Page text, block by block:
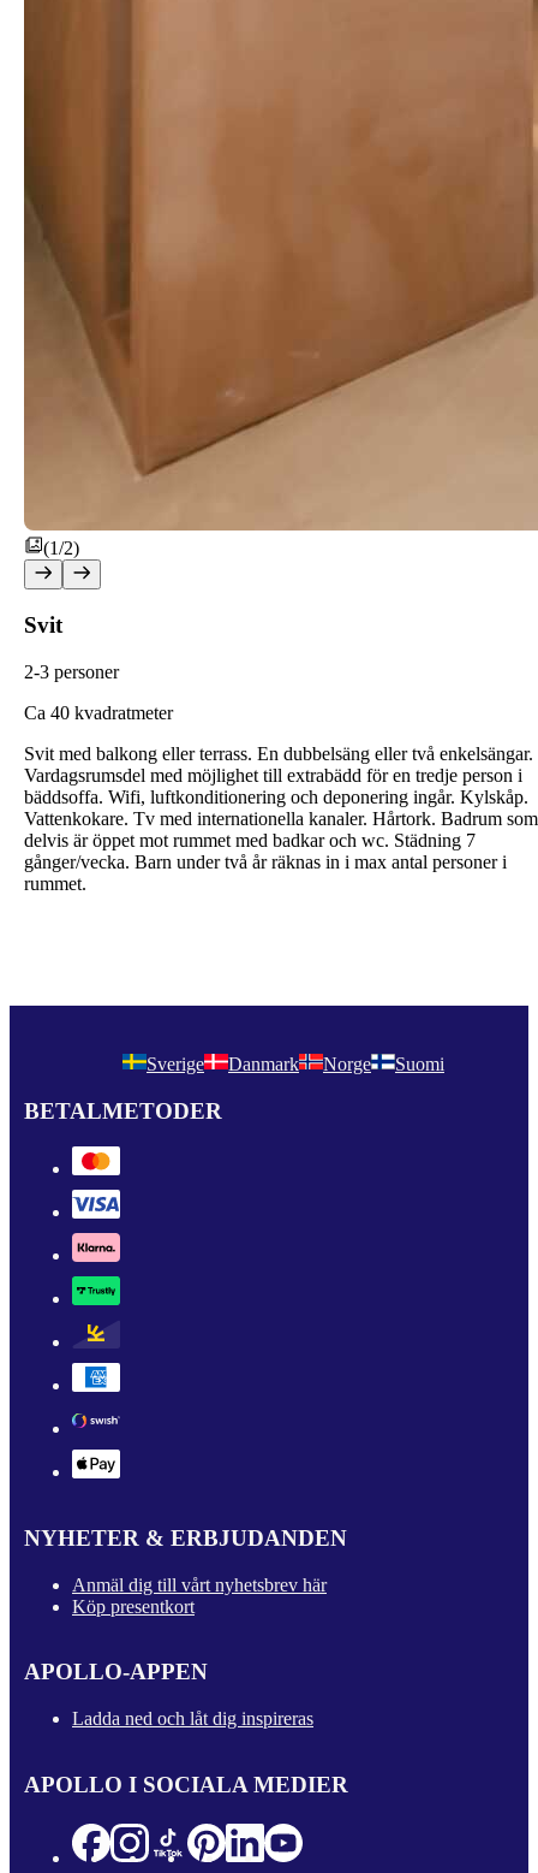
(1/2)
Svit
2-3 personer
Ca 40 kvadratmeter
Svit med balkong eller terrass. En dubbelsäng eller två enkelsängar.
Vardagsrumsdel med möjlighet till extrabädd för en tredje person i
bäddsoffa. Wifi, luftkonditionering och deponering ingår. Kylskåp.
Vattenkokare. Tv med internationella kanaler. Hårtork. Badrum som
delvis är öppet mot rummet med badkar och wc. Städning 7
gånger/vecka. Barn under två år räknas in i max antal personer i
rummet.
Sverige Danmark Norge Suomi
BETALMETODER
NYHETER & ERBJUDANDEN
Anmäl dig till vårt nyhetsbrev här
Köp presentkort
APOLLO-APPEN
Ladda ned och låt dig inspireras
APOLLO I SOCIALA MEDIER